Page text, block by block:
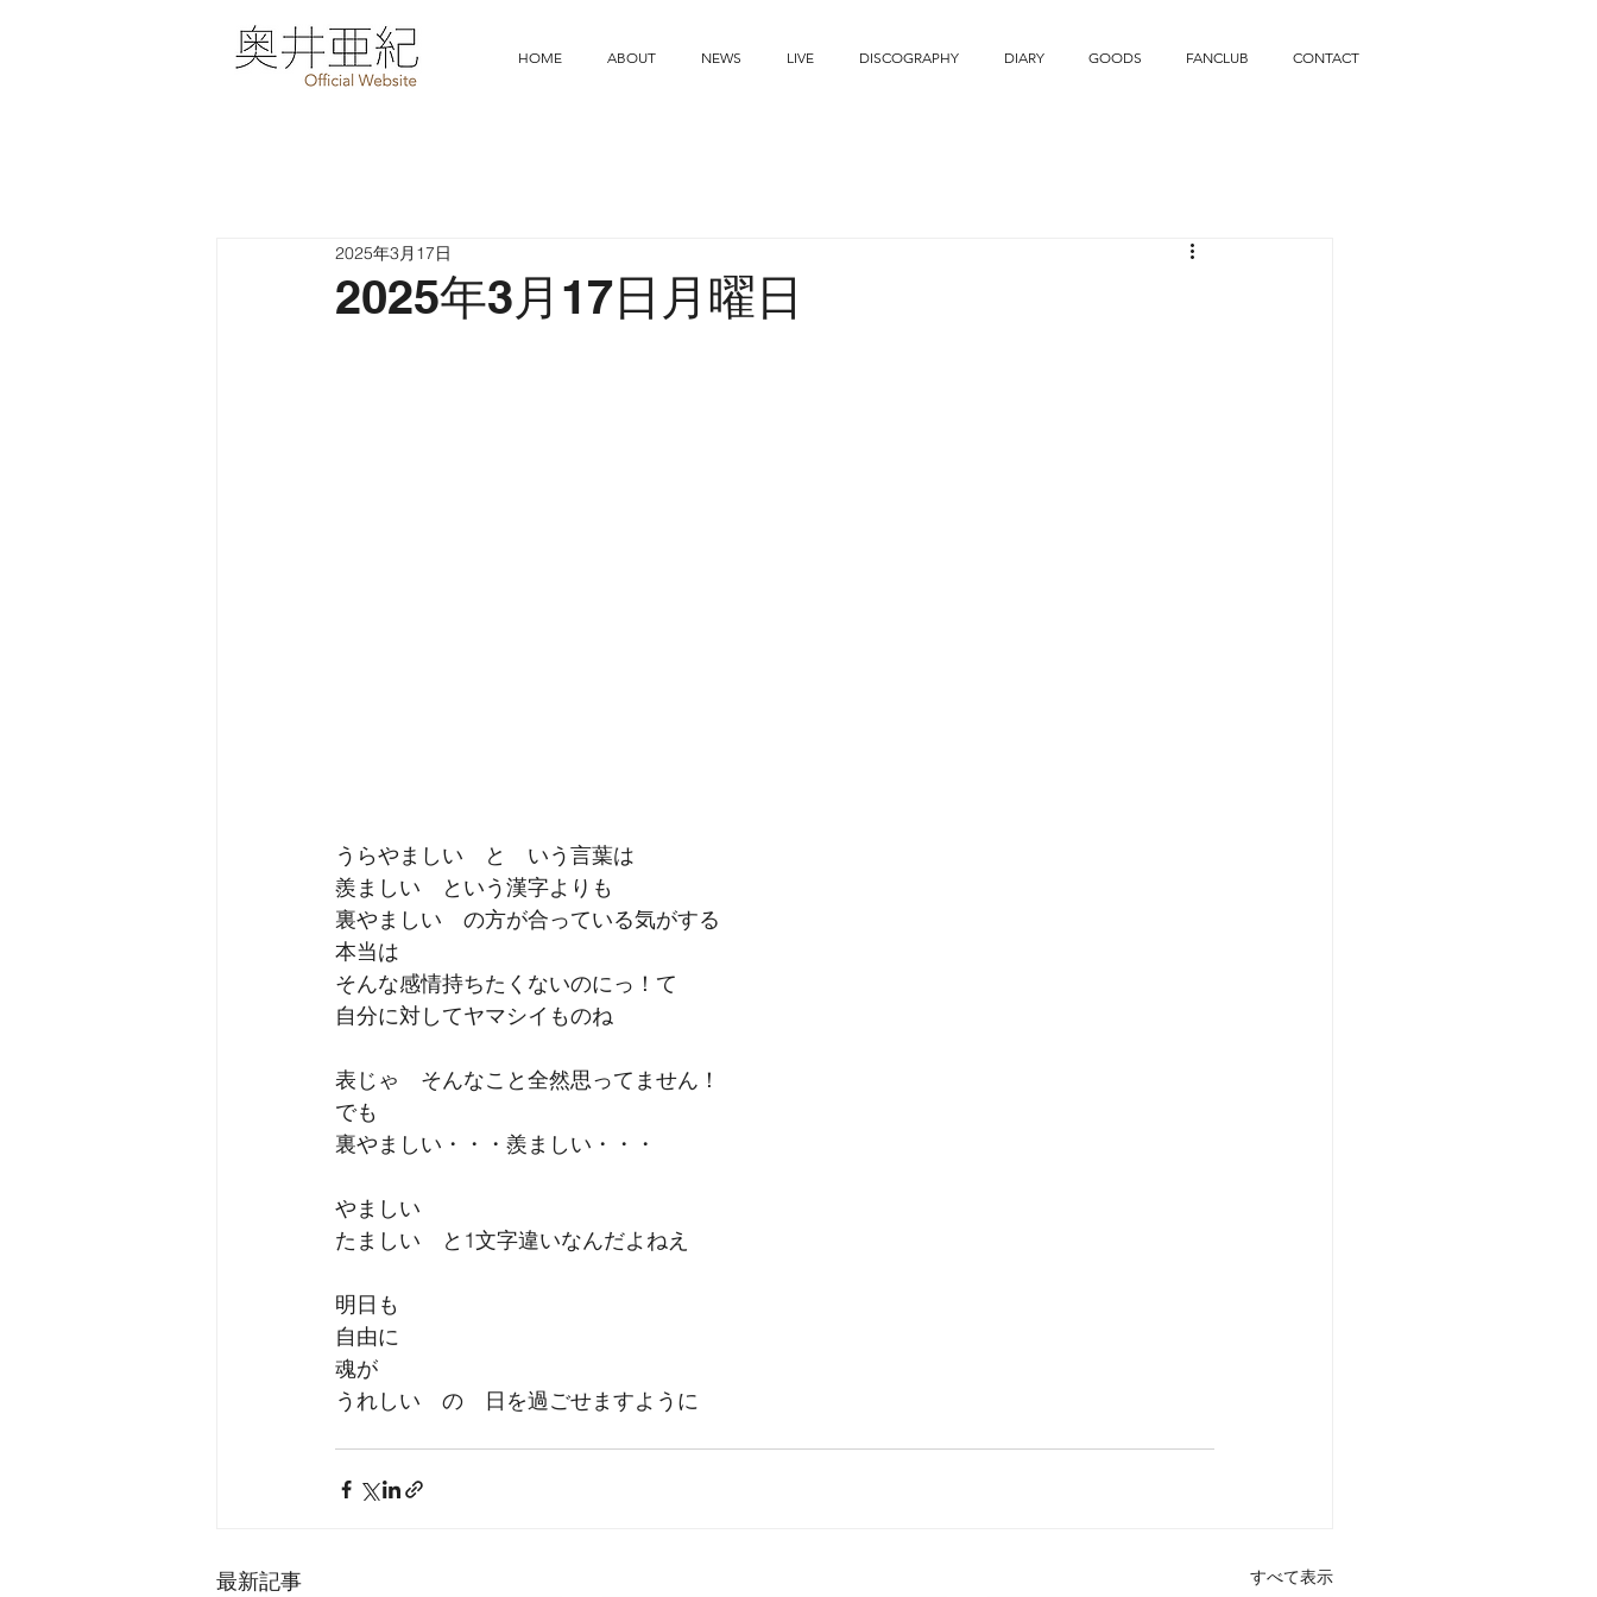
HOME ABOUT NEWS LIVE DISCOGRAPHY DIARY GOODS FANCLUB CONTACT
2025年3月17日月曜日
2025年3月17日
うらやましい　と　いう言葉は
羨ましい　という漢字よりも
裏やましい　の方が合っている気がする
本当は
そんな感情持ちたくないのにっ！て
自分に対してヤマシイものね
表じゃ　そんなこと全然思ってません！
でも
裏やましい・・・羨ましい・・・
やましい
たましい　と1文字違いなんだよねえ
明日も
自由に
魂が
うれしい　の　日を過ごせますように
最新記事 すべて表示